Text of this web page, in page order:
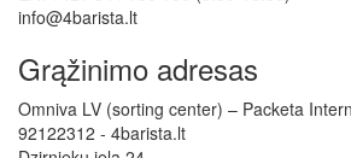
info@4barista.lt
Grąžinimo adresas
Omniva LV (sorting center) – Packeta
92122312 - 4barista.lt